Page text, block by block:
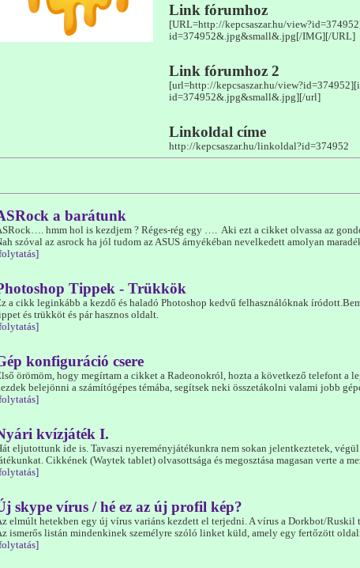
Link fórumhoz
[URL=http://kepcsaszar.hu/
id=374952&.jpg&small&.jpg[/IMG][/URL]
Link fórumhoz 2
[url=http://kepcsaszar.hu/
id=374952&.jpg&small&.jpg][/url]
Linkoldal címe
http://kepcsaszar.hu/linkoldal?id=374952
a barátunk
hmm hol is kezdjem ? Réges-rég egy …. Aki ezt a cikket olvassa az
szóval az asrock ha jól tudom az ASUS árnyékéban nevelkedett amolyan
Tippek - Trükkök
a cikk leginkább a kezdő és haladó Photoshop kedvű felhasználóknak
és trükköt és pár hasznos oldalt.
konfiguráció csere
örömöm, hogy megírtam a cikket a Radeonokról, hozta a következő telefont a
belejönni a számítógépes témába, segítsek neki összetákolni valami jobb
kvízjáték I.
eljutottunk ide is. Tavaszi nyereményjátékunkra nem sokan jelentkeztetek,
Cikkének (Waytek tablet) olvasottsága és megosztása magasan verte a
skype vírus / hé ez az új profil kép?
elmúlt hetekben egy új vírus variáns kezdett el terjedni. A vírus a Dorkbot/
ismerős listán mindenkinek személyre szóló linket küld, amely egy fertőzött